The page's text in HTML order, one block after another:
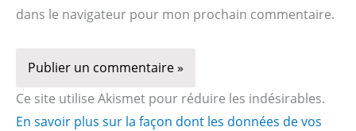
dans le navigateur pour mon prochain commentaire.
Ce site utilise Akismet pour réduire les indésirables.
En savoir plus sur la façon dont les données de vos